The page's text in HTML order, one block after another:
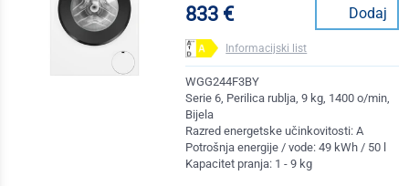
833 € Dodaj
Informacijski list
WGG244F3BY
Serie 6, Perilica rublja, 9 kg, 1400 o/min,
Bijela
Razred energetske učinkovitosti: A
Potrošnja energije / vode: 49 kWh / 50 l
Kapacitet pranja: 1 - 9 kg